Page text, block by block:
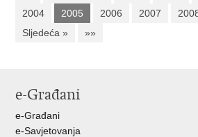
2004
2005 2006 2007
Sljedeća »
»»
e-Građani
e-Građani
e-Savjetovanja